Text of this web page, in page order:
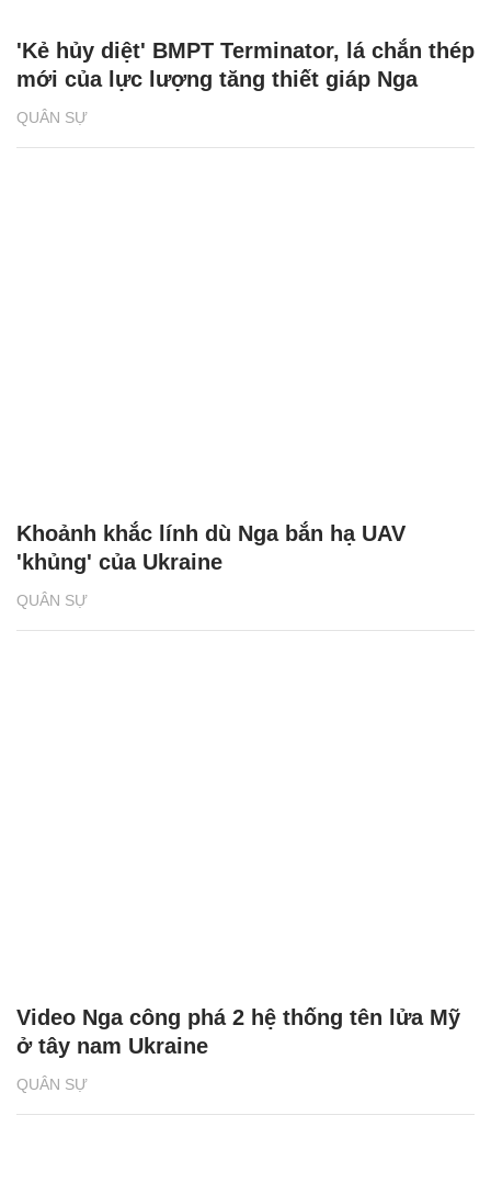
QUÂN SỰ
'Kẻ hủy diệt' BMPT Terminator, lá chắn thép
mới của lực lượng tăng thiết giáp Nga
QUÂN SỰ
Khoảnh khắc lính dù Nga bắn hạ UAV
'khủng' của Ukraine
QUÂN SỰ
Video Nga công phá 2 hệ thống tên lửa Mỹ
ở tây nam Ukraine